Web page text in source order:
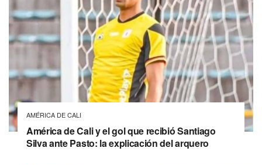
AMÉRICA DE CALI
América de Cali y el gol que recibió Santiago
Silva ante Pasto: la explicación del arquero